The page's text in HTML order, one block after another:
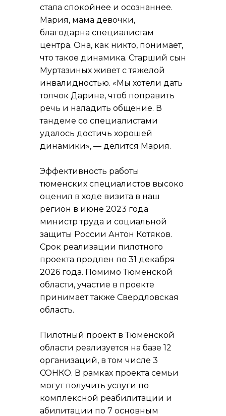
стала спокойнее и осознаннее.
Мария, мама девочки,
благодарна специалистам
центра. Она, как никто, понимает,
что такое динамика. Старший сын
Муртазиных живет с тяжелой
инвалидностью. «Мы хотели дать
толчок Дарине, чтоб поправить
речь и наладить общение. В
тандеме со специалистами
удалось достичь хорошей
динамики», — делится Мария.
Эффективность работы
тюменских специалистов высоко
оценил в ходе визита в наш
регион в июне 2023 года
министр труда и социальной
защиты России Антон Котяков.
Срок реализации пилотного
проекта продлен по 31 декабря
2026 года. Помимо Тюменской
области, участие в проекте
принимает также Свердловская
область.
Пилотный проект в Тюменской
области реализуется на базе 12
организаций, в том числе 3
СОНКО. В рамках проекта семьи
могут получить услуги по
комплексной реабилитации и
абилитации по 7 основным